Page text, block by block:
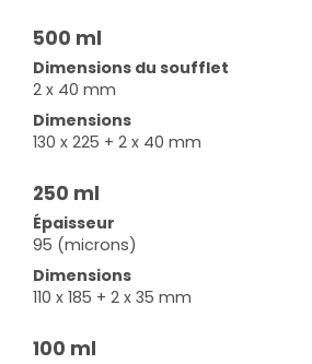
500 ml
Dimensions du soufflet
2 x 40 mm
Dimensions
130 x 225 + 2 x 40 mm
250 ml
Épaisseur
95 (microns)
Dimensions
110 x 185 + 2 x 35 mm
100 ml